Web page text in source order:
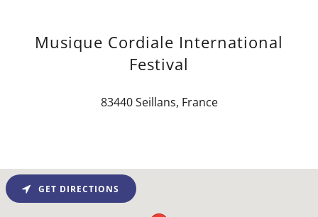
Musique Cordiale International
Festival
83440 Seillans, France
GET DIRECTIONS